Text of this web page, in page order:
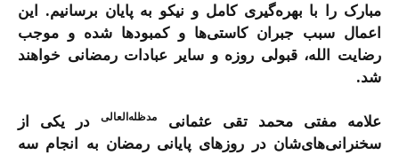
مبارک را با بهره‌گیری کامل و نیکو به پایان برسانیم. این
اعمال سبب جبران کاستی‌ها و کمبودها شده و موجب
رضایت الله، قبولی روزه و سایر عبادات رمضانی خواهند
شد.
علامه مفتی محمد تقی عثمانی مدظله‌العالیدر یکی از
سخنرانی‌های‌شان در روزهای پایانی رمضان به انجام سه